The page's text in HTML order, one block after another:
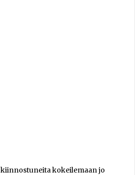
kiinnostuneita kokeilemaan jo